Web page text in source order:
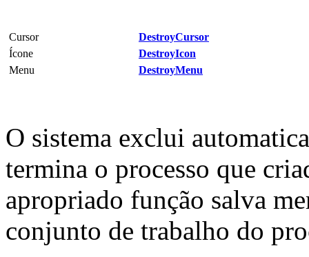
Cursor
DestroyCursor
Ícone
DestroyIcon
Menu
DestroyMenu
O sistema exclui
termina o processo que
apropriado função salva
conjunto de trabalho do